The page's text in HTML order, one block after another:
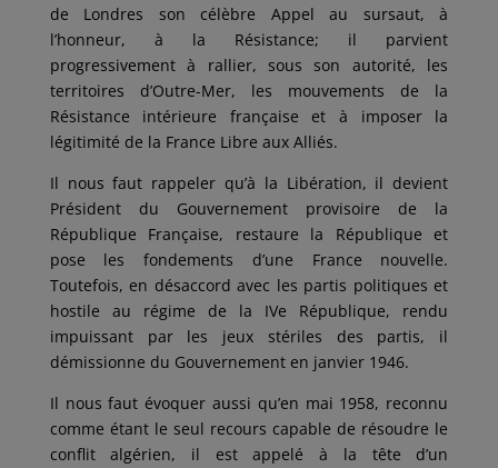
de Londres son célèbre Appel au sursaut, à
l’honneur, à la Résistance; il parvient
progressivement à rallier, sous son autorité, les
territoires d’Outre-Mer, les mouvements de la
Résistance intérieure française et à imposer la
légitimité de la France Libre aux Alliés.
Il nous faut rappeler qu’à la Libération, il devient
Président du Gouvernement provisoire de la
République Française, restaure la République et
pose les fondements d’une France nouvelle.
Toutefois, en désaccord avec les partis politiques et
hostile au régime de la IVe République, rendu
impuissant par les jeux stériles des partis, il
démissionne du Gouvernement en janvier 1946.
Il nous faut évoquer aussi qu’en mai 1958, reconnu
comme étant le seul recours capable de résoudre le
conflit algérien, il est appelé à la tête d’un